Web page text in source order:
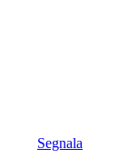
Segnala